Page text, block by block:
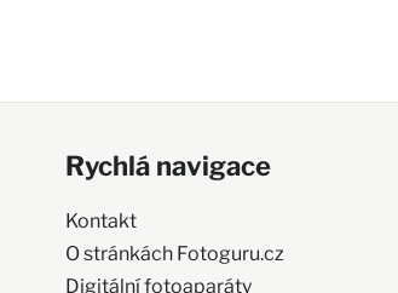
Rychlá navigace
Kontakt
O stránkách Fotoguru.cz
Digitální fotoaparáty